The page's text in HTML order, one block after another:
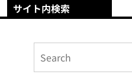
サイト内検索